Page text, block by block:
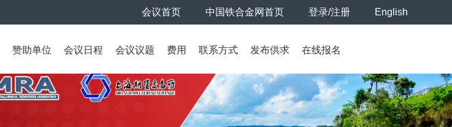
会议首页 中国铁合金网首页 登录/注册 English
赞助单位 会议日程 会议议题 费用 联系方式 发布供求 在线报名